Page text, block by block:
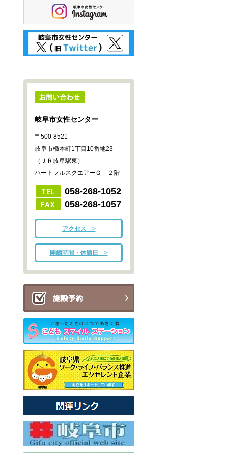
岐阜市女性センター
〒500-8521
岐阜市橋本町1丁目10番地23
（ＪＲ岐阜駅東）
ハートフルスクエアーＧ ２階
058-268-1052
058-268-1057
アクセス >
開館時間・休館日 >